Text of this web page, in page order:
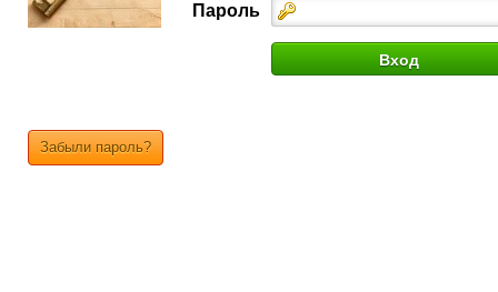
Пароль
Забыли пароль?